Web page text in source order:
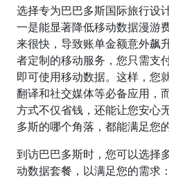
选择专为巴巴多斯国际旅行设
一是能显著降低移动数据漫游
来很快，导致账单金额意外飙
者定制的移动服务，您只需支
即可使用移动数据。这样，您
翻译和社交媒体等必备应用，
方式不仅省钱，还能让您安心
多斯的哪个角落，都能满足您
到访巴巴多斯时，您可以选择
动数据套餐，以满足您的需求：